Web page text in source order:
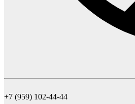
+7 (959) 102-44-44